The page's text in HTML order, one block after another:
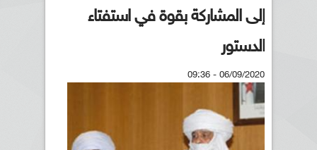
إلى المشاركة بقوة في استفتاء
الدستور
06/09/2020 - 09:36